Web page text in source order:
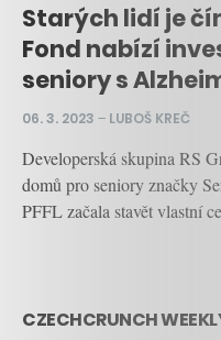
Starých lidí je
Fond nabízí
seniory s
06. 3. 2023 – LUBOŠ KREČ
Developerská skupina RS
domů pro seniory značky
PFFL začala stavět vlastní
CZECHCRUNCH